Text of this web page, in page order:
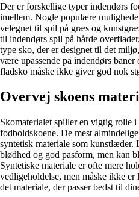
Der er forskellige typer indendørs
imellem. Nogle populære
velegnet til spil på græs og
til indendørs spil på hårde
type sko, der er designet til det
være upassende på indendørs
fladsko måske ikke giver god nok
Overvej skoens
Skomaterialet spiller en vigtig rolle
fodboldskoene. De mest
syntetisk materiale som kunstlæder.
blødhed og god pasform, men kan
Syntetiske materiale er ofte mere
vedligeholdelse, men måske ikke
det materiale, der passer bedst til